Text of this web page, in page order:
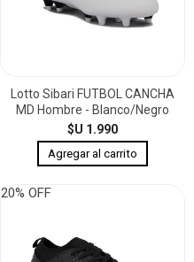
Lotto Sibari FUTBOL CANCHA
MD Hombre - Blanco/Negro
$U 1.990
20% OFF